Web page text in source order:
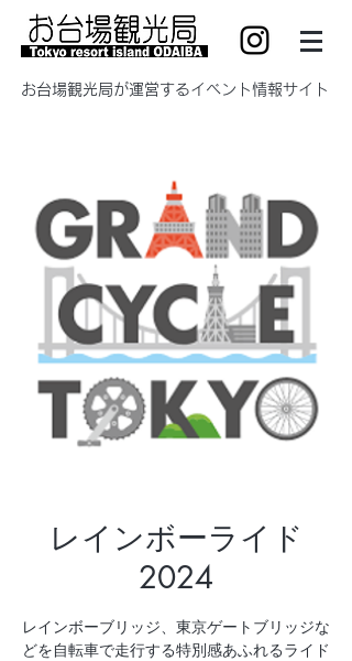
​お台場観光局が運営するイベント情報サイト
レインボーライド
2024
レインボーブリッジ、東京ゲートブリッジな
どを自転車で走行する特別感あふれるライド